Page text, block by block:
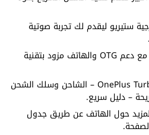
ستيريو ليقدم لك تجربة صوتية
منفذ الشحن تايب سي 2.0 مع دعم OTG والهاتف مزود بتقنية
محتويات العلبة: هاتف OnePlus Turbo 6 – الشاحن وسلك الشحن
– دليل سريع.
حول الهاتف عن طريق جدول